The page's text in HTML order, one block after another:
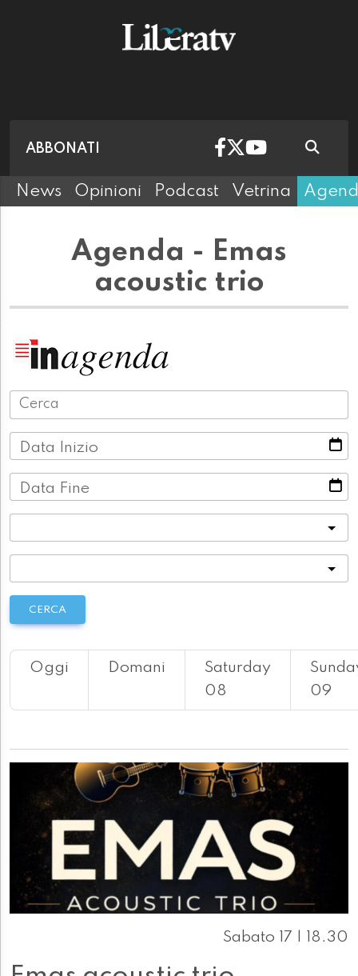
ABBONATI
News Opinioni Podcast Vetrina
Agenda - Emas
acoustic trio
Data Inizio
Data Fine
CERCA
Oggi Domani
Saturday
08
09
Sabato 17 | 18.30